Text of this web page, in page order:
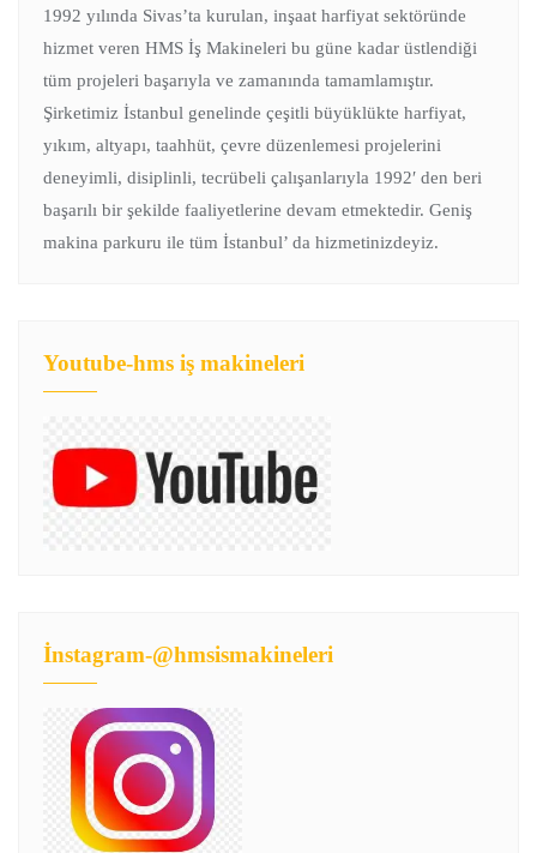
1992 yılında Sivas’ta kurulan, inşaat harfiyat sektöründe
hizmet veren HMS İş Makineleri bu güne kadar üstlendiği
tüm projeleri başarıyla ve zamanında tamamlamıştır.
Şirketimiz İstanbul genelinde çeşitli büyüklükte harfiyat,
yıkım, altyapı, taahhüt, çevre düzenlemesi projelerini
deneyimli, disiplinli, tecrübeli çalışanlarıyla 1992′ den beri
başarılı bir şekilde faaliyetlerine devam etmektedir. Geniş
makina parkuru ile tüm İstanbul’ da hizmetinizdeyiz.
Youtube-hms iş makineleri
İnstagram-@hmsismakineleri